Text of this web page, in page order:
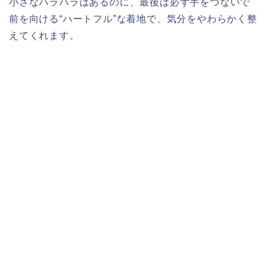
前を向ける“ハートフル”な着地で、気分をやわらかく整
えてくれます。